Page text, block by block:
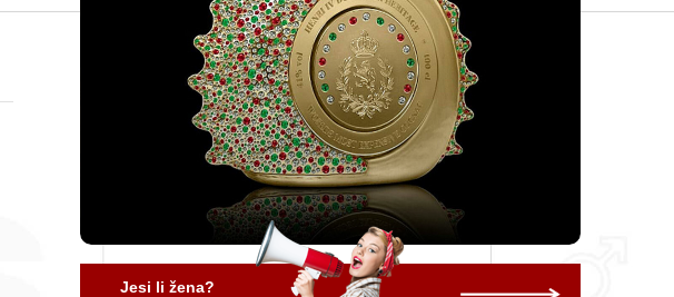
Jesi li žena?